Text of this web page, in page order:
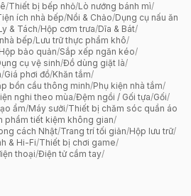
/Thiết bị bếp nhỏ/Lò nướng bánh mì/
ích nhà bếp/Nồi & Chảo/Dụng cụ nấu ăn
& Tách/Hộp cơm trưa/Dĩa & Bát/
bếp/Lưu trữ thực phẩm khô/
Hộp bảo quản/Sắp xếp ngăn kéo/
cụ vệ sinh/Đồ dùng giặt là/
/Giá phơi đồ/Khăn tắm/
bồn cầu thông minh/Phụ kiện nhà tắm/
nghi theo mùa/Đệm ngồi / Gối tựa/Gối/
ẩm/Máy sưởi/Thiết bị chăm sóc quần áo
phẩm tiết kiệm không gian/
cách Nhật/Trang trí tối giản/Hộp lưu trữ/
& Hi-Fi/Thiết bị chơi game/
thoại/Điện tử cầm tay/